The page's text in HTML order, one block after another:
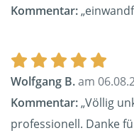
Kommentar:
Wolfgang B.am
Kommentar:„Völlig
professionell. Danke